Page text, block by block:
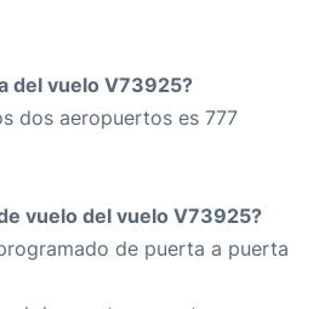
del vuelo V73925?
dos aeropuertos es 777
vuelo del vuelo V73925?
de puerta a puerta